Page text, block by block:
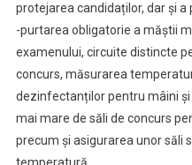
protejarea candidaților, dar și
-purtarea obligatorie a măștii
examenului, circuite distincte
concurs, măsurarea
dezinfectanților pentru mâini
mai mare de săli de concurs
precum și asigurarea unor săli